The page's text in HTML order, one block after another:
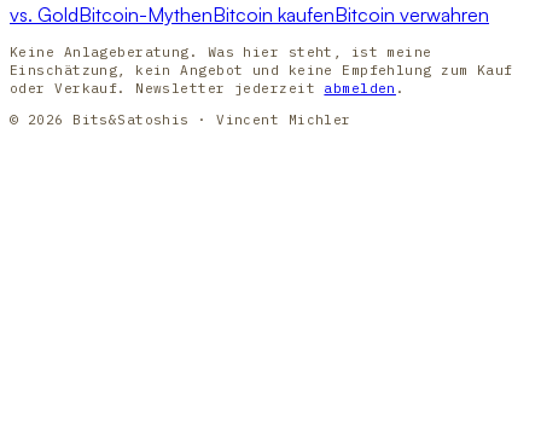
vs. GoldBitcoin-MythenBitcoin kaufenBitcoin verwahren
Keine Anlageberatung. Was hier steht, ist meine
Einschätzung, kein Angebot und keine Empfehlung zum Kauf
oder Verkauf. Newsletter jederzeit abmelden .
© 2026 Bits&Satoshis · Vincent Michler